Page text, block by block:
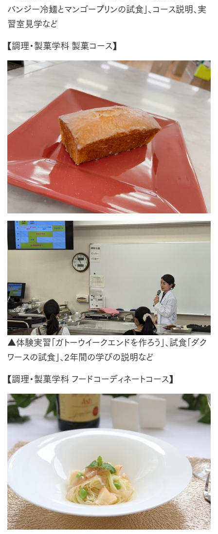
バンジー冷麺とマンゴープリンの試食」、コース説明、実
習室見学など
【調理・製菓学科 製菓コース】
▲体験実習「ガトーウイークエンドを作ろう」、試食「ダク
ワースの試食」、2年間の学びの説明など
【調理・製菓学科 フードコーディネートコース】